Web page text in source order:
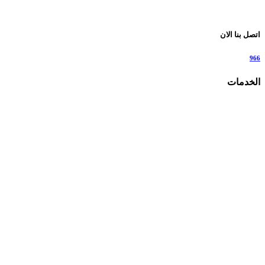
اتصل بنا الان
966
الخدمات